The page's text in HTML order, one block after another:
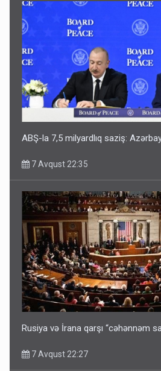
ABŞ-la 7,5 milyardlıq saziş:
7 Avqust 22:35
Rusiya və İrana qarşı “cəhənnəm
7 Avqust 22:27